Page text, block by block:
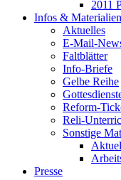
2011
Infos & Materialien
Aktuelles
E-Mail-
Faltblätter
Info-Briefe
Gelbe Reihe
Reform-
Reli-
Sonstige
Presse